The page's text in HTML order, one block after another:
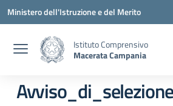
Vai ai contenuti
Vai al menu di navigazione
Vai al footer
Ministero dell'Istruzione e del Merito
Istituto Comprensivo
Macerata Campania